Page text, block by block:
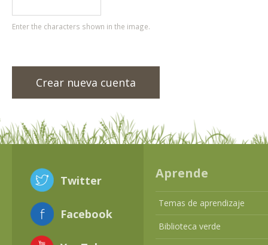
Enter the characters shown in the image.
Twitter
Facebook
Aprende
Temas de aprendizaje
Biblioteca verde